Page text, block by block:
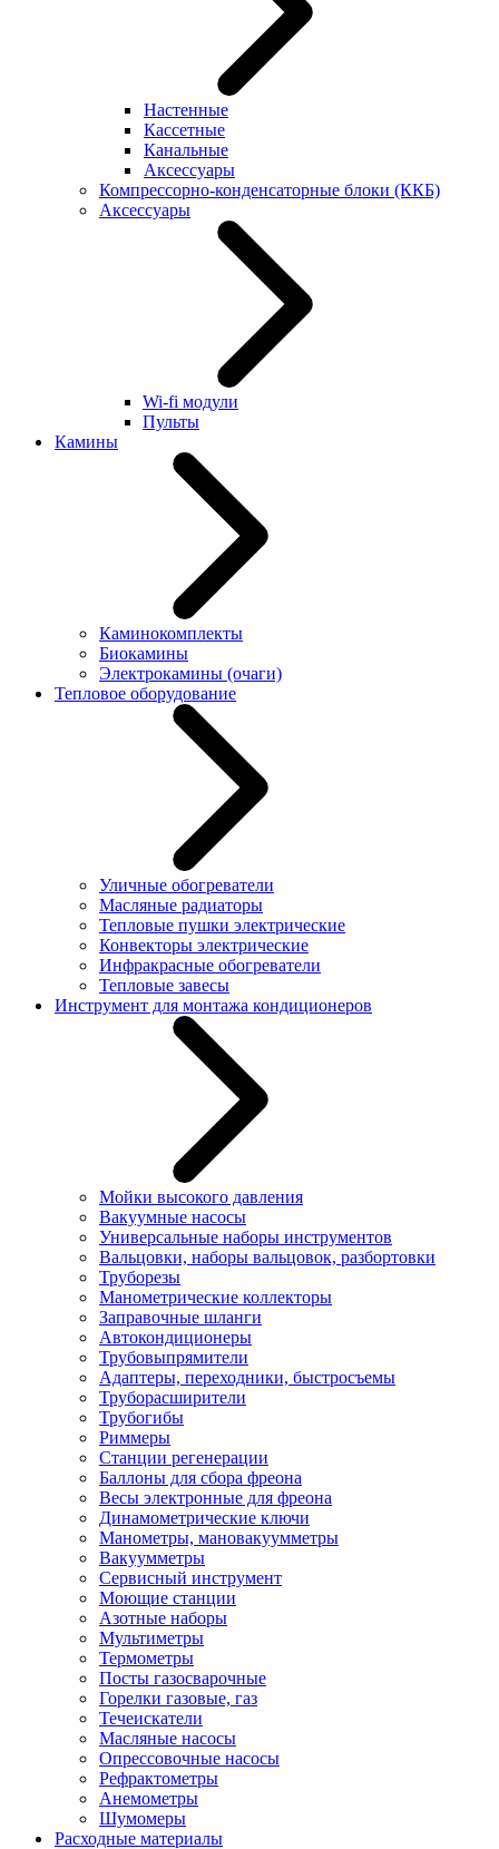
Настенные
Кассетные
Канальные
Аксессуары
Компрессорно-конденсаторные блоки (ККБ)
Аксессуары
Wi-fi модули
Пульты
Камины
Каминокомплекты
Биокамины
Электрокамины (очаги)
Тепловое оборудование
Уличные обогреватели
Масляные радиаторы
Тепловые пушки электрические
Конвекторы электрические
Инфракрасные обогреватели
Тепловые завесы
Инструмент для монтажа кондиционеров
Мойки высокого давления
Вакуумные насосы
Универсальные наборы инструментов
Вальцовки, наборы вальцовок, разбортовки
Труборезы
Манометрические коллекторы
Заправочные шланги
Автокондиционеры
Трубовыпрямители
Адаптеры, переходники, быстросъемы
Труборасширители
Трубогибы
Риммеры
Станции регенерации
Баллоны для сбора фреона
Весы электронные для фреона
Динамометрические ключи
Манометры, мановакуумметры
Вакуумметры
Сервисный инструмент
Моющие станции
Азотные наборы
Мультиметры
Термометры
Посты газосварочные
Горелки газовые, газ
Течеискатели
Масляные насосы
Опрессовочные насосы
Рефрактометры
Анемометры
Шумомеры
Расходные материалы